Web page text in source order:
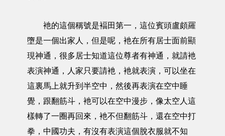
衪的這個稱號是褔田第一，這位賓頭盧頗羅
墮是一個出家人，但是呢，衪在所有居士面前顯
現神通，很多居士知道這位尊者有神通，就請衪
表演神通，人家只要請衪，衪就表演，可以坐在
這裏馬上就升到半空中，然後再表演在空中睡
覺，跟翻筋斗，衪可以在空中漫步，像太空人這
樣轉了一圈再回來，衪不但翻筋斗，還在空中打
拳，中國功夫，有沒有表演這個脫衣服就不知